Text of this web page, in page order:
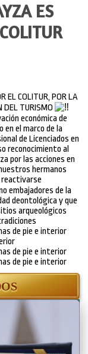
ES
EL COLITUR, POR LA
DEL TURISMO
económica de
el marco de la
de Licenciados en
reconocimiento al
por las acciones en
hermanos
reactivarse
embajadores de la
deontológica y que
arqueológicos